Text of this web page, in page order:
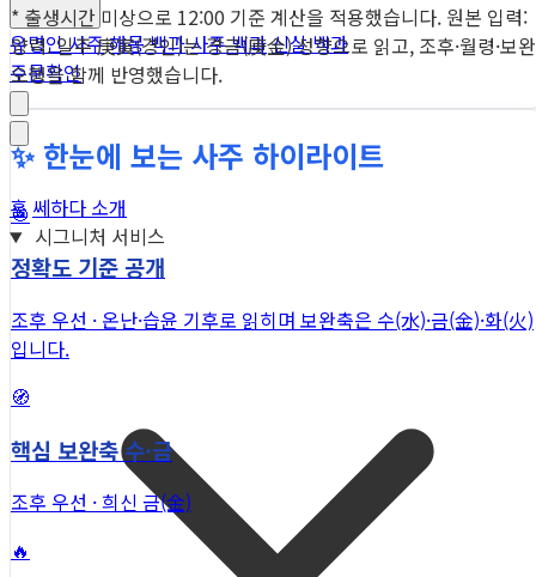
유명인 사주해몽 백과사주 백과신살 백과
주문확인
홈 쎄하다 소개
시그니처 서비스
* 출생시간 미상으로 12:00 기준 계산을 적용했습니다. 원본 입력:
양력. 일주 庚寅(경인)는 경금(庚金) 성향으로 읽고, 조후·월령·보완
오행을 함께 반영했습니다.
✨ 한눈에 보는 사주 하이라이트
🎯
정확도 기준 공개
조후 우선 · 온난·습윤 기후로 읽히며 보완축은 수(水)·금(金)·화(火)
입니다.
🧭
핵심 보완축 수·금
조후 우선 · 희신 금(金)
🔥